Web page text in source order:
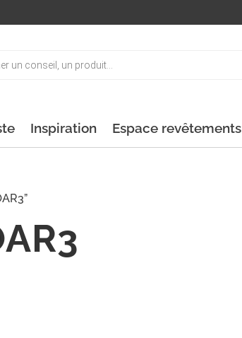
Inspiration Espace revêtements